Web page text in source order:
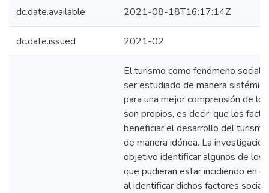
dc.date.available 2021-08-18T16:17:14Z
dc.date.issued 2021-02
El turismo como fenómeno social
ser estudiado de manera
para una mejor comprensión de
son propios, es decir, que los
beneficiar el desarrollo del
de manera idónea. La
objetivo identificar algunos de los
que pudieran estar incidiendo en
al identificar dichos factores